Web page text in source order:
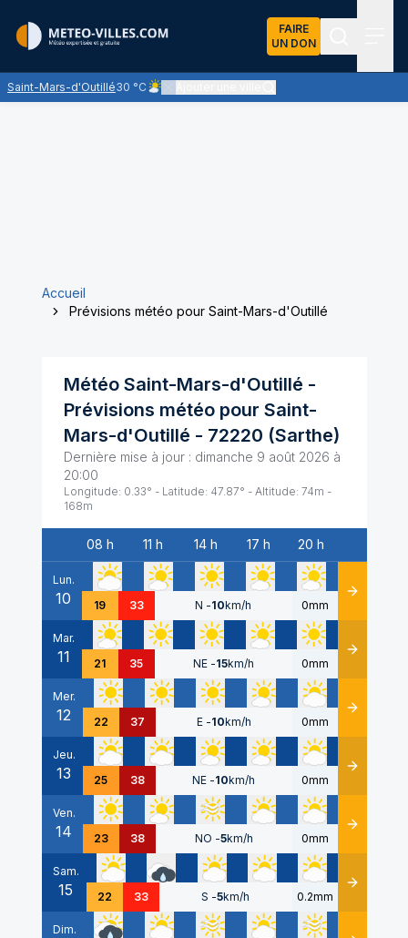
FAIRE
UN DON
Saint-Mars-d'Outillé30 °C
Ciel peu nuageux - le soleil domine largement
Accueil
Prévisions météo pour Saint-Mars-d'Outillé
Météo Saint-Mars-d'Outillé -
Prévisions météo pour Saint-
Mars-d'Outillé - 72220 (Sarthe)
Dernière mise à jour : dimanche 9 août 2026 à
20:00
Longitude: 0.33° - Latitude: 47.87° - Altitude: 74m -
168m
Date
08 h 11 h 14 h 17 h 20 h
Lun.
10 19 33 N -10km/h 0mm Détails
Mar.
11 21 35 NE -15km/h 0mm Détails
Mer.
12 22 37 E -10km/h 0mm Détails
Jeu.
13 25 38 NE -10km/h 0mm Détails
Ven.
14 23 38 NO -5km/h 0mm Détails
Sam.
15 22 33 S -5km/h 0.2mm Détails
Dim.